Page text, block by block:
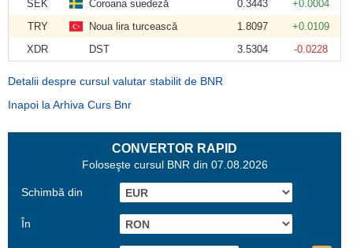
SEK
Coroana suedeză 0.3443
+0.0004
TRY
Noua lira turcească 1.8097
+0.0109
XDR
DST 3.5304 -0.0228
Detalii despre cursul valutar stabilit de BNR
Inapoi la Arhiva Curs Bnr
CONVERTOR RAPID
Foloseşte cursul BNR din 07.08.2026
Schimbă din
În